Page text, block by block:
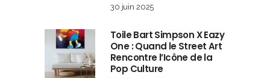
30 juin 2025
Toile Bart Simpson X Eazy
One : Quand le Street Art
Rencontre l’Icône de la
Pop Culture